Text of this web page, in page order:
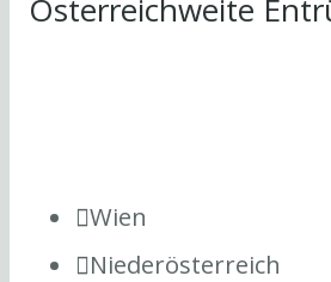
Österreichweite
Wien
Niederösterreich